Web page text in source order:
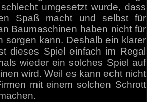
umgesetzt wurde, dass
Spaß macht und selbst für
Baumaschinen haben nicht für
sorgen kann. Deshalb ein klarer
dieses Spiel einfach im Regal
wieder ein solches Spiel auf
wird. Weil es kann echt nicht
mit einem solchen Schrott